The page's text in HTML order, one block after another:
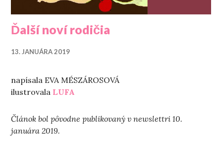
Ďalší noví rodičia
13. JANUÁRA 2019
napísala EVA MÉSZÁROSOVÁ
ilustrovala LUFA
Článok bol pôvodne publikovaný v newslettri 10.
januára 2019.